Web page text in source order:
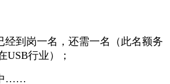
经到岗一名，还需一名（此名额务
USB行业）；
……